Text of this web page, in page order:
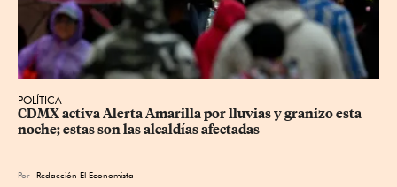
POLÍTICA
CDMX activa Alerta Amarilla por lluvias y granizo esta
noche; estas son las alcaldías afectadas
Por Redacción El Economista